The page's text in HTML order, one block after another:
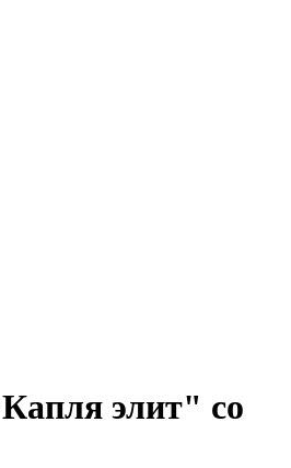
элит" со